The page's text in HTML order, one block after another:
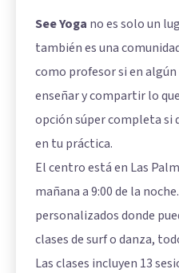
See Yoga no es solo un
también es una
como profesor si en
enseñar y compartir lo
opción súper completa si
en tu práctica.
El centro está en Las
mañana a 9:00 de la
personalizados donde
clases de surf o danza,
Las clases incluyen 13